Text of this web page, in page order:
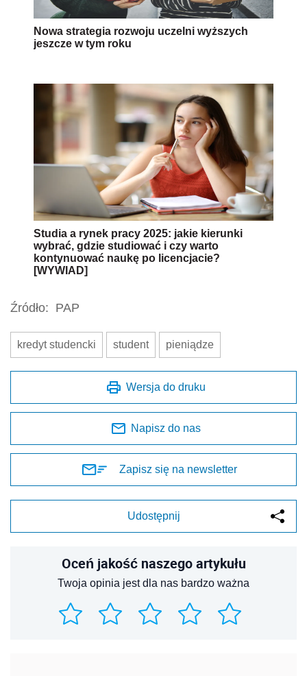
Nowa strategia rozwoju uczelni wyższych
jeszcze w tym roku
Studia a rynek pracy 2025: jakie kierunki
wybrać, gdzie studiować i czy warto
kontynuować naukę po licencjacie?
[WYWIAD]
Źródło: PAP
kredyt studencki student pieniądze
Wersja do druku
Napisz do nas
Zapisz się na newsletter
Udostępnij
Oceń jakość naszego artykułu
Twoja opinia jest dla nas bardzo ważna